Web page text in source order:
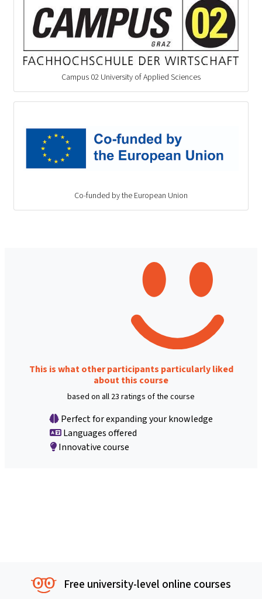
Campus 02 University of Applied Sciences
Co-funded by the European Union
This is what other participants particularly liked
about this course
based on all 23 ratings of the course
Perfect for expanding your knowledge
Languages offered
Innovative course
Free university-level online courses